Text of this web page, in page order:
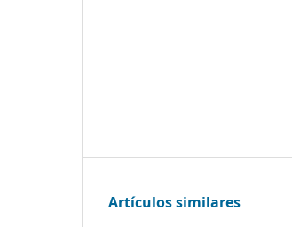
Artículos similares